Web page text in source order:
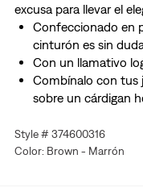
excusa para llevar el
Confeccionado en
cinturón es sin
Con un llamativo
Combínalo con tus
sobre un cárdigan
Style # 374600316
Color: Brown - Marrón